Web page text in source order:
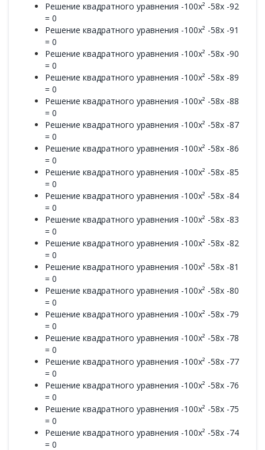
Решение квадратного уравнения -100x² -58x -92
= 0
Решение квадратного уравнения -100x² -58x -91
= 0
Решение квадратного уравнения -100x² -58x -90
= 0
Решение квадратного уравнения -100x² -58x -89
= 0
Решение квадратного уравнения -100x² -58x -88
= 0
Решение квадратного уравнения -100x² -58x -87
= 0
Решение квадратного уравнения -100x² -58x -86
= 0
Решение квадратного уравнения -100x² -58x -85
= 0
Решение квадратного уравнения -100x² -58x -84
= 0
Решение квадратного уравнения -100x² -58x -83
= 0
Решение квадратного уравнения -100x² -58x -82
= 0
Решение квадратного уравнения -100x² -58x -81
= 0
Решение квадратного уравнения -100x² -58x -80
= 0
Решение квадратного уравнения -100x² -58x -79
= 0
Решение квадратного уравнения -100x² -58x -78
= 0
Решение квадратного уравнения -100x² -58x -77
= 0
Решение квадратного уравнения -100x² -58x -76
= 0
Решение квадратного уравнения -100x² -58x -75
= 0
Решение квадратного уравнения -100x² -58x -74
= 0